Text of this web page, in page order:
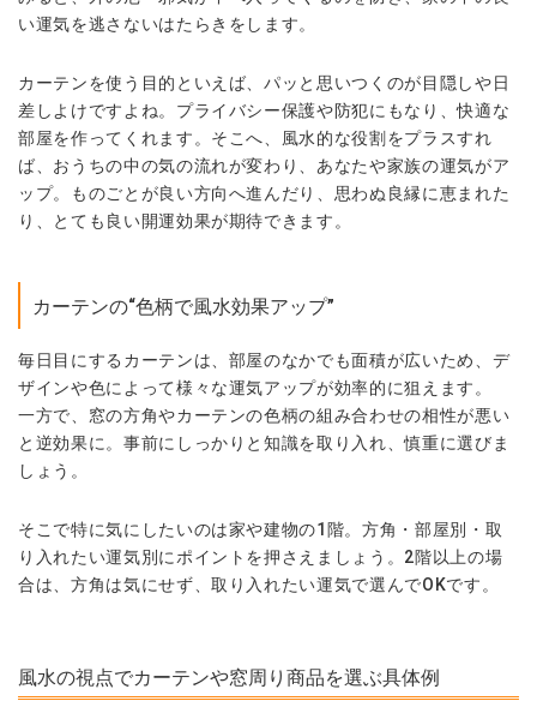
い運気を逃さないはたらきをします。
カーテンを使う目的といえば、パッと思いつくのが目隠しや日
差しよけですよね。プライバシー保護や防犯にもなり、快適な
部屋を作ってくれます。そこへ、風水的な役割をプラスすれ
ば、おうちの中の気の流れが変わり、あなたや家族の運気がア
ップ。ものごとが良い方向へ進んだり、思わぬ良縁に恵まれた
り、とても良い開運効果が期待できます。
カーテンの“色柄で風水効果アップ”
毎日目にするカーテンは、部屋のなかでも面積が広いため、デ
ザインや色によって様々な運気アップが効率的に狙えます。
一方で、窓の方角やカーテンの色柄の組み合わせの相性が悪い
と逆効果に。事前にしっかりと知識を取り入れ、慎重に選びま
しょう。
そこで特に気にしたいのは家や建物の1階。方角・部屋別・取
り入れたい運気別にポイントを押さえましょう。2階以上の場
合は、方角は気にせず、取り入れたい運気で選んでOKです。
風水の視点でカーテンや窓周り商品を選ぶ具体例